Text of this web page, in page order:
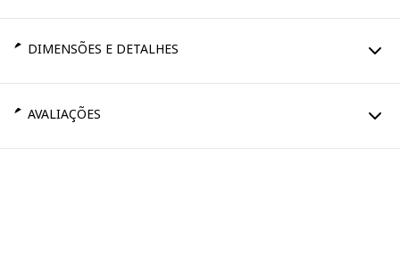
DIMENSÕES E DETALHES
AVALIAÇÕES